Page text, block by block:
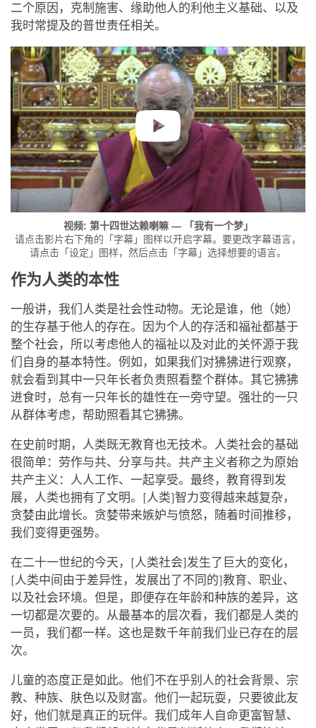
二个原因，克制施害、缘助他人的利他主义基础、以及
我时常提及的普世责任相关。
视频: 第十四世达赖喇嘛 — 「我有一个梦」
请点击影片右下角的「字幕」图样以开启字幕。要更改字幕语言，
请点击「设定」图样，然后点击「字幕」选择想要的语言。
作为人类的本性
一般讲，我们人类是社会性动物。无论是谁，他（她）
的生存基于他人的存在。因为个人的存活和福祉都基于
整个社会，所以考虑他人的福祉以及对此的关怀源于我
们自身的基本特性。例如，如果我们对狒狒进行观察，
就会看到其中一只年长者负责照看整个群体。其它狒狒
进食时，总有一只年长的雄性在一旁守望。强壮的一只
从群体考虑，帮助照看其它狒狒。
在史前时期，人类既无教育也无技术。人类社会的基础
很简单：劳作与共、分享与共。共产主义者称之为原始
共产主义：人人工作、一起享受。最终，教育得到发
展，人类也拥有了文明。[人类]智力变得越来越复杂，
贪婪由此增长。贪婪带来嫉妒与愤怒，随着时间推移，
我们变得更强势。
在二十一世纪的今天，[人类社会]发生了巨大的变化，
[人类中间由于差异性，发展出了不同的]教育、职业、
以及社会环境。但是，即便存在年龄和种族的差异，这
一切都是次要的。从最基本的层次看，我们都是人类的
一员，我们都一样。这也是数千年前我们业已存在的层
次。
儿童的态度正是如此。他们不在乎别人的社会背景、宗
教、种族、肤色以及财富。他们一起玩耍，只要彼此友
好，他们就是真正的玩伴。我们成年人自命更富智慧、